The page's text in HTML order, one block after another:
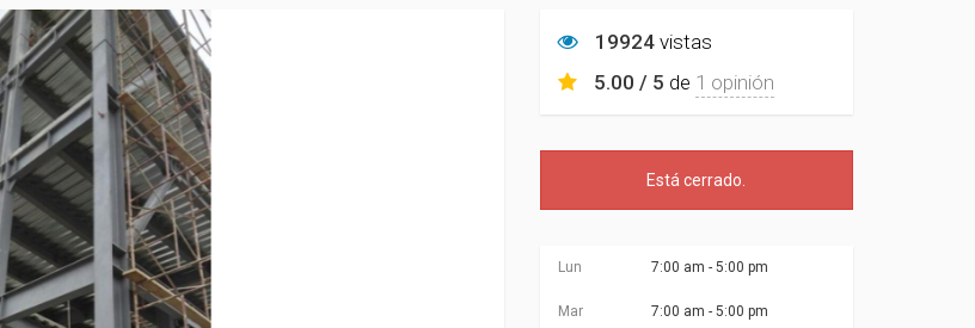
19924vistas
5.00 / 5 de 1 opinión
Está cerrado.
Lun 7:00 am - 5:00 pm
Mar 7:00 am - 5:00 pm